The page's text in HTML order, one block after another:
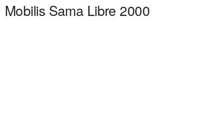
Mobilis Sama Libre 2000